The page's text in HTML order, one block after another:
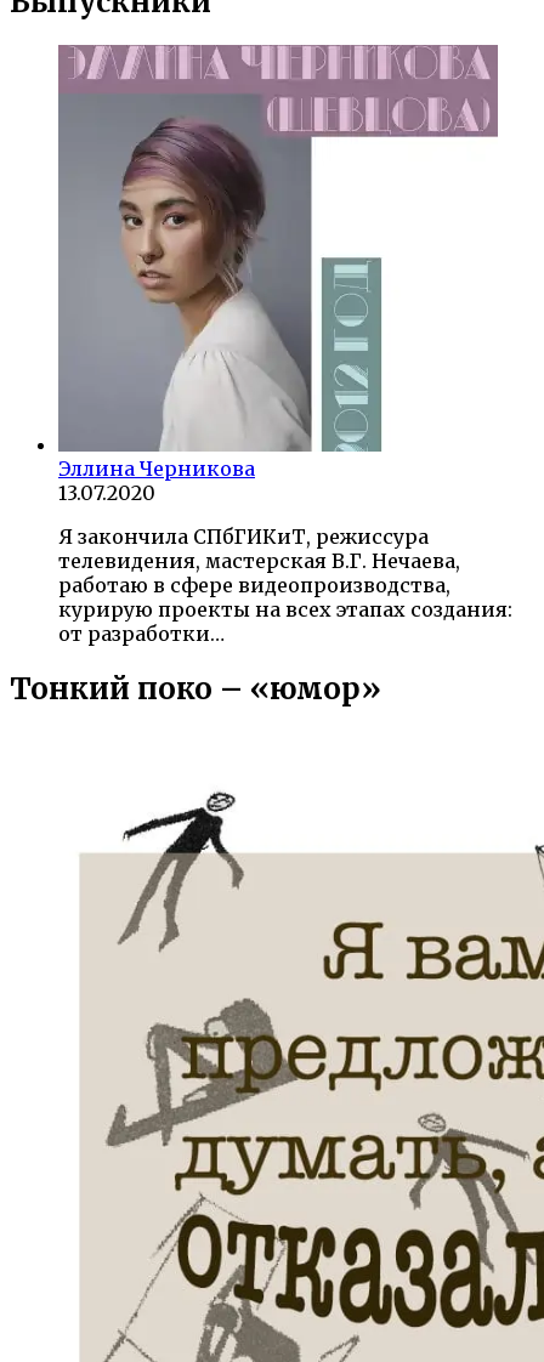
Эллина Черникова
13.07.2020
Я закончила СПбГИКиТ, режиссура
телевидения, мастерская В.Г. Нечаева,
работаю в сфере видеопроизводства,
курирую проекты на всех этапах создания:
от разработки…
Тонкий поко – «юмор»